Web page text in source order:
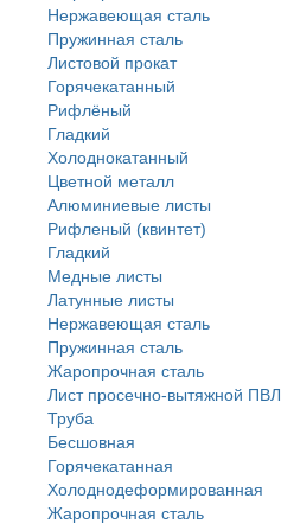
Нержавеющая сталь
Пружинная сталь
Листовой прокат
Горячекатанный
Рифлёный
Гладкий
Холоднокатанный
Цветной металл
Алюминиевые листы
Рифленый (квинтет)
Гладкий
Медные листы
Латунные листы
Нержавеющая сталь
Пружинная сталь
Жаропрочная сталь
Лист просечно-вытяжной ПВЛ
Труба
Бесшовная
Горячекатанная
Холоднодеформированная
Жаропрочная сталь